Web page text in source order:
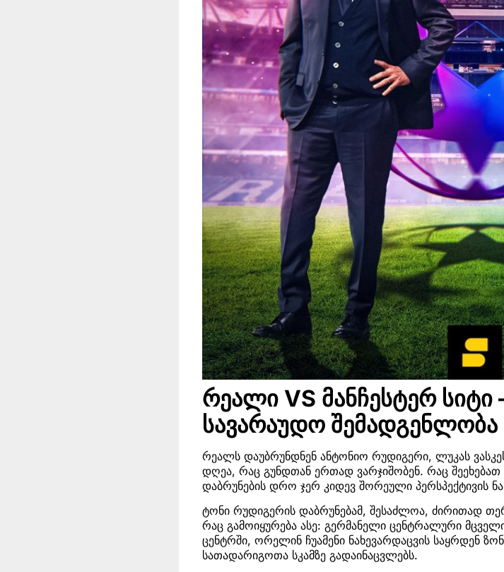
რეალი VS მანჩესტერ
სავარაუდო შემადგენლობა
რეალს დაუბრუნდნენ ანტონიო რუდიგერი, ლუკას
დღეა, რაც გუნდთან ერთად ვარჯიშობენ. რაც
დაბრუნების დრო ჯერ კიდევ შორეული პერსპექტივის
ტონი რუდიგერის დაბრუნებამ, შესაძლოა, ძირითად
რაც გამოიყურება ასე: გერმანელი ცენტრალური
ცენტრში, ორელინ ჩუამენი ნახევარდაცვის საყრდენ
სათადარიგოთა სკამზე გადაინაცვლებს.